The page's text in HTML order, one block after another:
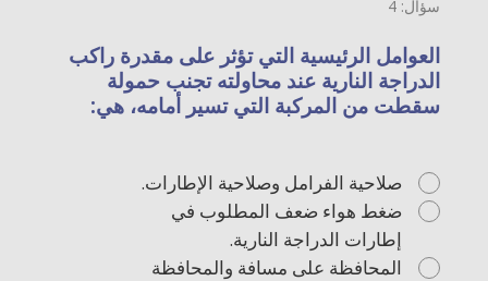
سؤال: 4
العوامل الرئيسية التي تؤثر على مقدرة راكب
الدراجة النارية عند محاولته تجنب حمولة
سقطت من المركبة التي تسير أمامه، هي:
صلاحية الفرامل وصلاحية الإطارات.
ضغط هواء ضعف المطلوب في
إطارات الدراجة النارية.
المحافظة على مسافة والمحافظة